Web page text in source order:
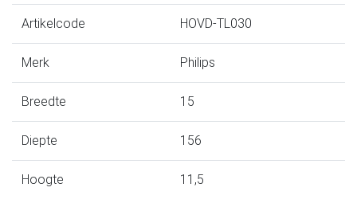
Artikelcode HOVD-TL030
Merk Philips
Breedte 15
Diepte 156
Hoogte 11,5